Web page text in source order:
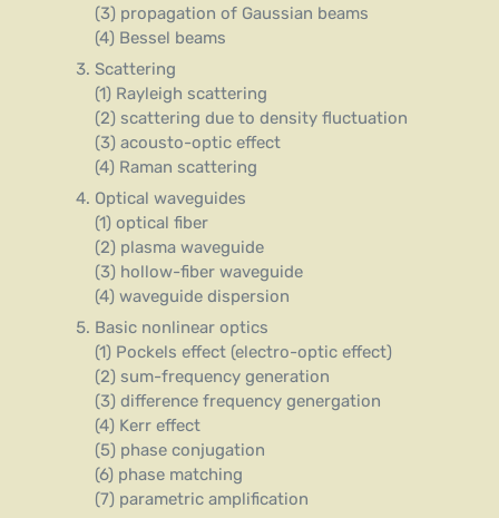
(3) propagation of Gaussian beams
(4) Bessel beams
Scattering
(1) Rayleigh scattering
(2) scattering due to density fluctuation
(3) acousto-optic effect
(4) Raman scattering
Optical waveguides
(1) optical fiber
(2) plasma waveguide
(3) hollow-fiber waveguide
(4) waveguide dispersion
Basic nonlinear optics
(1) Pockels effect (electro-optic effect)
(2) sum-frequency generation
(3) difference frequency genergation
(4) Kerr effect
(5) phase conjugation
(6) phase matching
(7) parametric amplification